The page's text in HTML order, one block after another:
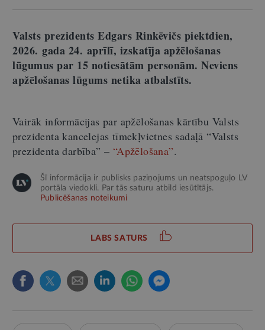
Valsts prezidents Edgars Rinkēvičs piektdien,
2026. gada 24. aprīlī, izskatīja apžēlošanas
lūgumus par 15 notiesātām personām. Neviens
apžēlošanas lūgums netika atbalstīts.
Vairāk informācijas par apžēlošanas kārtību Valsts
prezidenta kancelejas tīmekļvietnes sadaļā “Valsts
prezidenta darbība” – “Apžēlošana”.
Šī informācija ir publisks paziņojums un neatspoguļo LV
portāla viedokli. Par tās saturu atbild iesūtītājs.
Publicēšanas noteikumi
LABS SATURS